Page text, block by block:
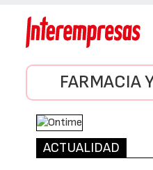
FARMACIA
ACTUALIDAD